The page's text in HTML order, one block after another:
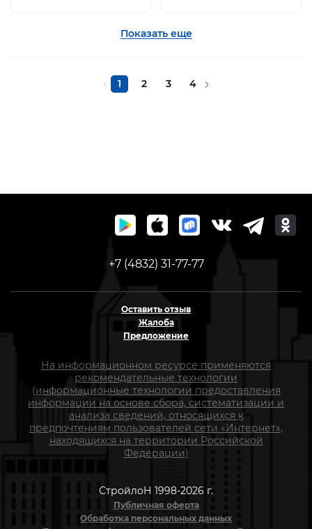
Показать еще
1 2 3 4
+7 (4832) 31-77-77
Оставить отзыв
Жалоба
Предложение
На информационном ресурсе применяются
рекомендательные технологии
(информационные технологии предоставления
информации на основе сбора, систематизации и
анализа сведений, относящихся к
предпочтениям пользователей сети «Интернет»,
находящихся на территории Российской
Федерации)
СтройлоН 1998-2026 г.
Публичная оферта
Обработка персональных данных